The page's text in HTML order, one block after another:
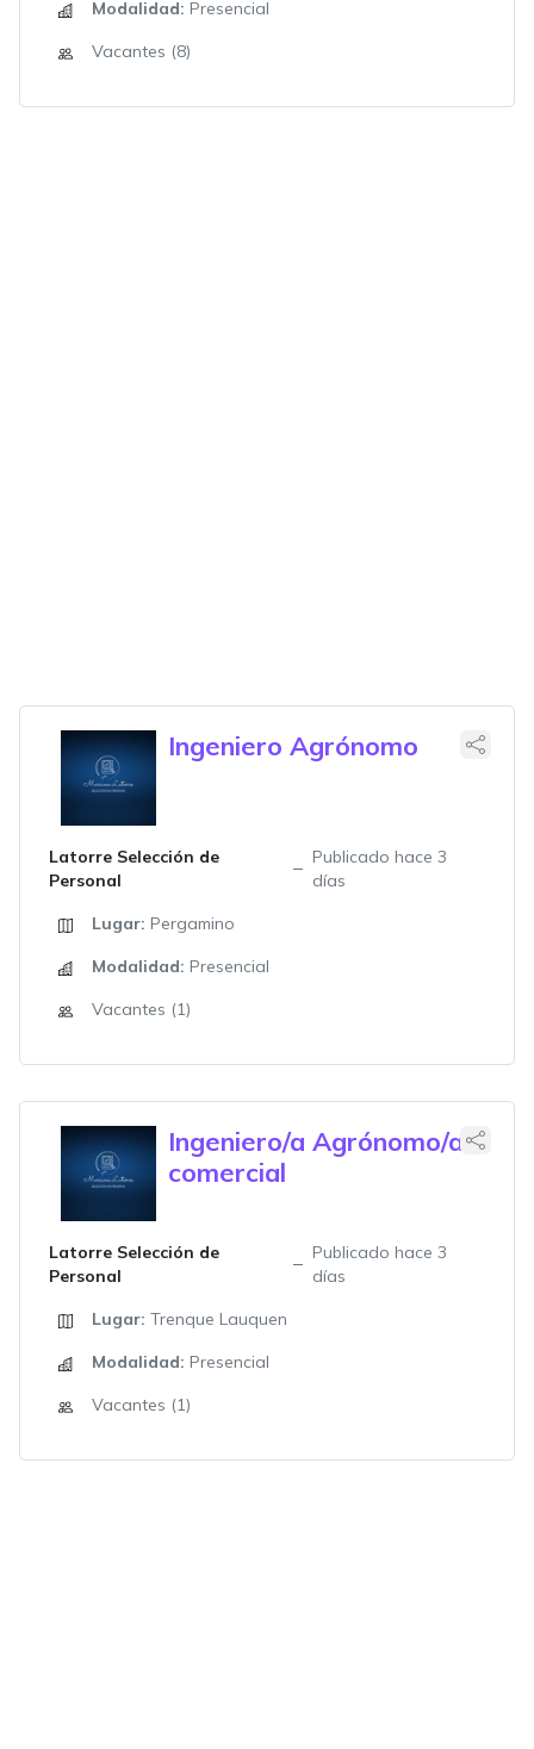
Modalidad: Presencial
Vacantes (8)
Ingeniero Agrónomo
Latorre Selección de
Personal
Publicado hace 3
días
Lugar: Pergamino
Modalidad: Presencial
Vacantes (1)
Ingeniero/a Agrónomo/a
comercial
Latorre Selección de
Personal
Publicado hace 3
días
Lugar: Trenque Lauquen
Modalidad: Presencial
Vacantes (1)